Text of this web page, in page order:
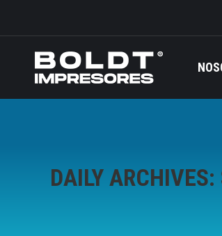
DAILY ARCHIVES: